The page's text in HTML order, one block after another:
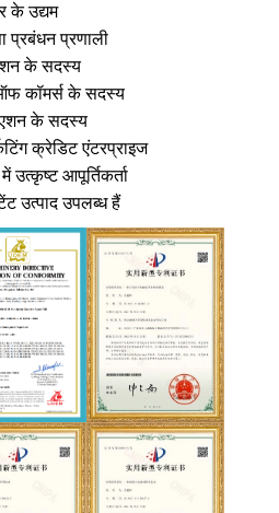
के उद्यम
प्रबंधन प्रणाली
के सदस्य
कॉमर्स के सदस्य
के सदस्य
क्रेडिट एंटरप्राइज
उत्कृष्ट आपूर्तिकर्ता
उत्पाद उपलब्ध हैं